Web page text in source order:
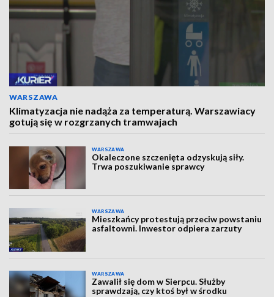
WARSZAWA
Klimatyzacja nie nadąża za temperaturą. Warszawiacy
gotują się w rozgrzanych tramwajach
WARSZAWA
Okaleczone szczenięta odzyskują siły.
Trwa poszukiwanie sprawcy
WARSZAWA
Mieszkańcy protestują przeciw powstaniu
asfaltowni. Inwestor odpiera zarzuty
WARSZAWA
Zawalił się dom w Sierpcu. Służby
sprawdzają, czy ktoś był w środku